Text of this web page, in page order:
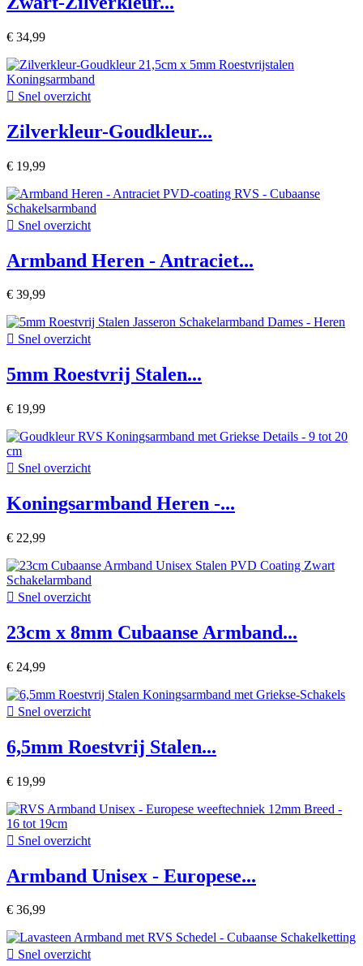
€ 34,99
 Snel overzicht
Zilverkleur-Goudkleur...
€ 19,99
 Snel overzicht
Armband Heren - Antraciet...
€ 39,99
 Snel overzicht
5mm Roestvrij Stalen...
€ 19,99
 Snel overzicht
Koningsarmband Heren -...
€ 22,99
 Snel overzicht
23cm x 8mm Cubaanse Armband...
€ 24,99
 Snel overzicht
6,5mm Roestvrij Stalen...
€ 19,99
 Snel overzicht
Armband Unisex - Europese...
€ 36,99
 Snel overzicht